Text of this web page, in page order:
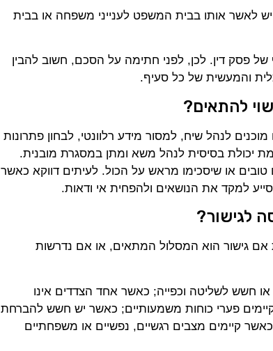
יש לאשר אותו בבית המשפט לענייני משפחה או בבית
פסק דין. לכן, לפני חתימה על הסכם, חשוב להבין
והמעשית של כל סעיף.
להתאים?
לנהל שיח, למסור מידע רלוונטי, לבחון פתרונות
יכולת בסיסית לנהל משא ומתן במסגרת מובנית.
טובים או שיסכימו מראש על הכול. לעיתים דווקא כאשר
למקד את הנושאים ולהפחית אי ודאות.
לגישור?
אם גישור הוא המסלול המתאים, או אם נדרשות
חשש לשליטה וכפייה; כאשר אחד הצדדים אינו
פערי כוחות משמעותיים; כאשר יש חשש להברחת
קיימים מצבים רגשיים, נפשיים או משפחתיים